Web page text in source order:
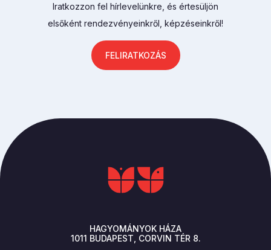
Iratkozzon fel hírlevelünkre, és értesüljön
elsőként rendezvényeinkről, képzéseinkről!
FELIRATKOZÁS
HAGYOMÁNYOK HÁZA
1011 BUDAPEST CORVIN TÉR 8.